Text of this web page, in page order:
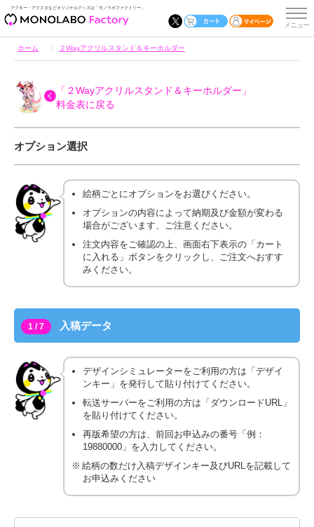
アクキー・アクスタなどオリジナルグッズは「モノラボファクトリー」
ホーム ２Wayアクリルスタンド＆キーホルダー
「２Wayアクリルスタンド＆キーホルダー」
料金表に戻る
オプション選択
絵柄ごとにオプションをお選びください。
オプションの内容によって納期及び金額が変わる
場合がございます、ご注意ください。
注文内容をご確認の上、画面右下表示の「カート
に入れる」ボタンをクリックし、ご注文へおすす
みください。
1 / 7 入稿データ
デザインシミュレーターをご利用の方は「デザイ
ンキー」を発行して貼り付けてください。
転送サーバーをご利用の方は「ダウンロードURL」
を貼り付けてください。
再版希望の方は、前回お申込みの番号「例：
19880000」を入力してください。
絵柄の数だけ入稿デザインキー及びURLを記載して
お申込みください